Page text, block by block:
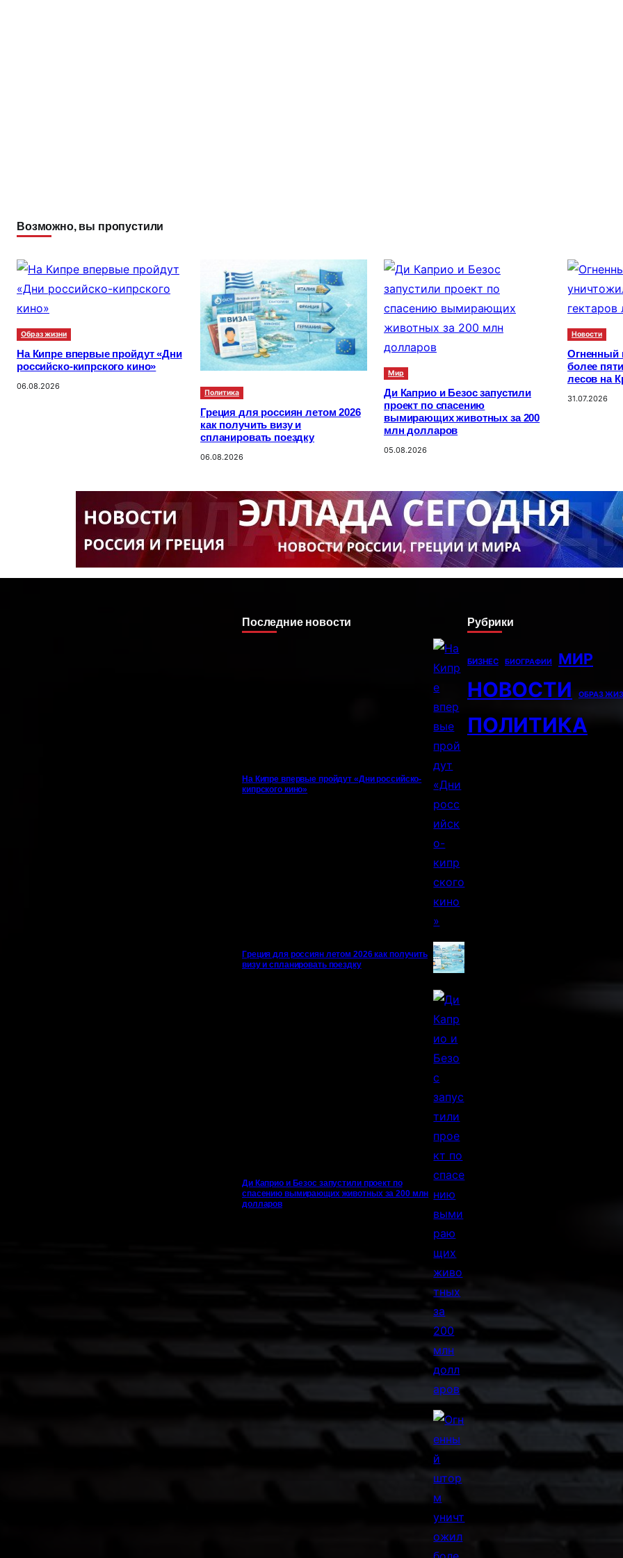
Возможно, вы пропустили
Образ жизни
На Кипре впервые пройдут «Дни
российско-кипрского кино»
06.08.2026
Политика
Греция для россиян летом 2026
как получить визу и
спланировать поездку
06.08.2026
Мир
Ди Каприо и Безос запустили
проект по спасению
вымирающих животных за 200
млн долларов
05.08.2026
Новости
Огненный
более
лесов на
31.07.2026
Последние новости
На Кипре впервые пройдут «Дни российско-
кипрского кино»
Греция для россиян летом 2026 как получить
визу и спланировать поездку
Ди Каприо и Безос запустили проект по
спасению вымирающих животных за 200 млн
долларов
Рубрики
БИЗНЕС БИОГРАФИИ МИР
НОВОСТИ ОБРАЗ
ПОЛИТИКА